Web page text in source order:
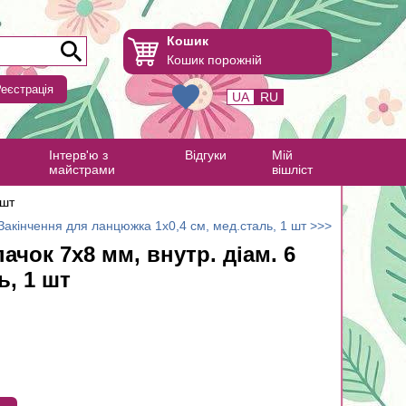
Кошик
Кошик порожній
UA RU
Інтерв'ю з
майстрами
Відгуки
Мій
вішліст
для ланцюжка 1х0,4 см, мед.сталь, 1 шт >>>
7х8 мм, внутр. діам. 6
1 шт